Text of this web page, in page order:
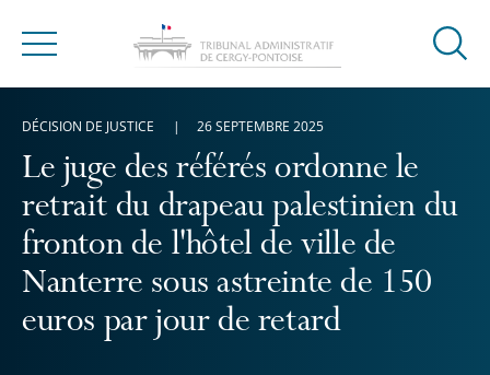
Menu
Ouvrir
Le juge des référés ordonne le
retrait du drapeau palestinien du
fronton de l'hôtel de ville de
Nanterre sous astreinte de 150
euros par jour de retard
DÉCISION DE JUSTICE 26 SEPTEMBRE 2025